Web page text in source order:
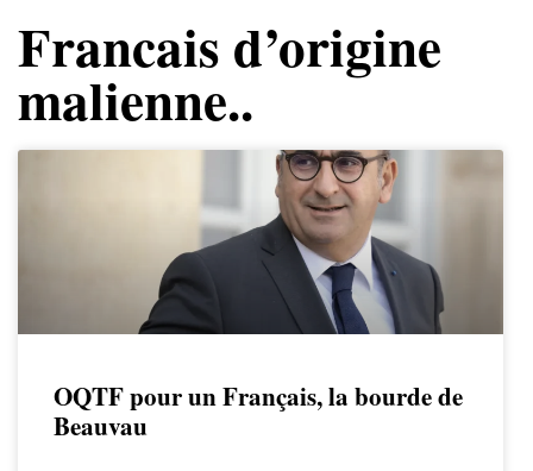
Francais d’origine
malienne..
OQTF pour un Français, la bourde de
Beauvau